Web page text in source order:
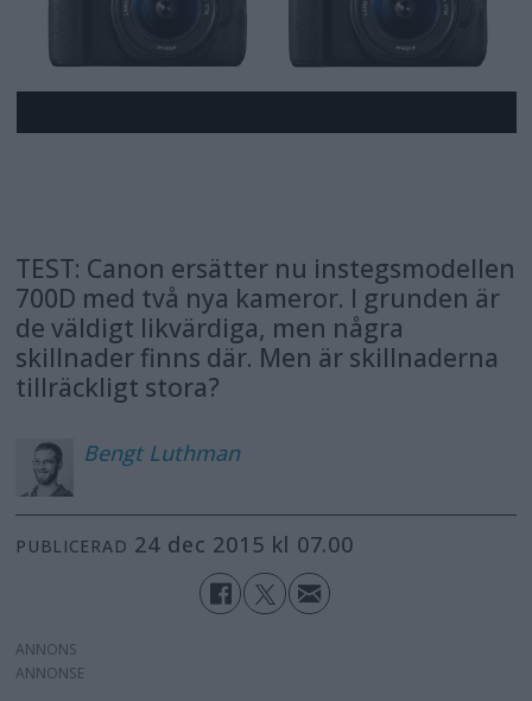
TEST: Canon ersätter nu instegsmodellen
700D med två nya kameror. I grunden är
de väldigt likvärdiga, men några
skillnader finns där. Men är skillnaderna
tillräckligt stora?
Bengt Luthman
PUBLICERAD 24 dec 2015 kl 07.00
ANNONS